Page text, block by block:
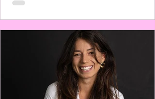
graag met andere queer jongeren en
volwassenen in gesprek, om te onderzoeken
hoe we ons samen kunnen inzetten voor
antidiscriminatie. Daarnaast, werkt politiek